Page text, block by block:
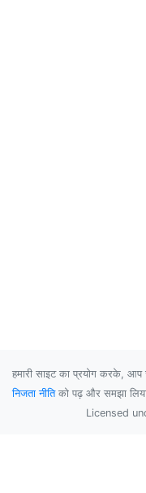
हमारी साइट का प्रयोग करके, आप
निजता नीतिको पढ़ और समझा
Licensed